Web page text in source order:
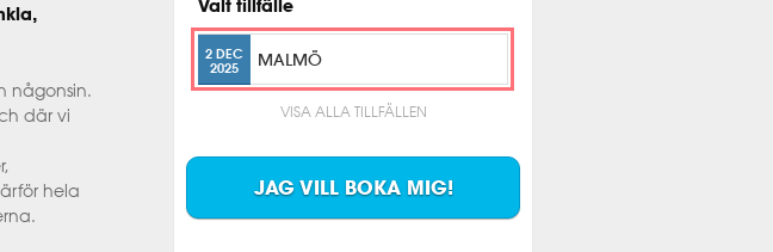
någonsin.
där vi
hela
Valt tillfälle
2 DEC
2025
MALMÖ
VISA ALLA TILLFÄLLEN
JAG VILL BOKA MIG!